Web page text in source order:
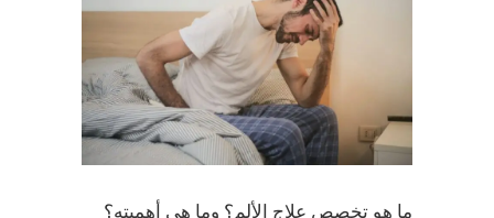
ما هو تخصص علاج الألم؟ وما هي أهميته؟